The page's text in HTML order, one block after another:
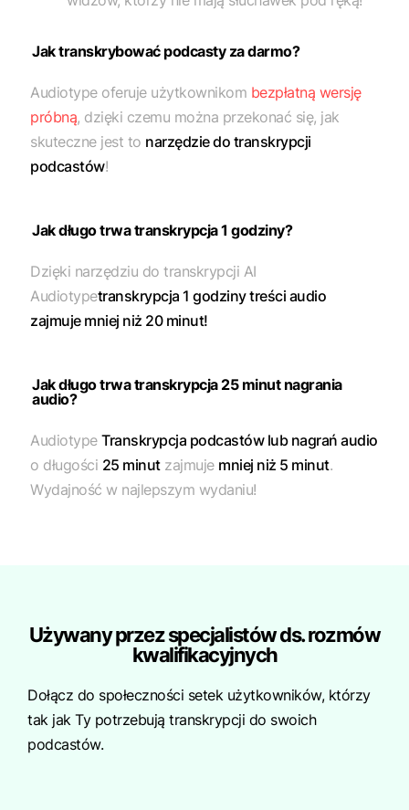
Jak transkrybować podcasty za darmo?
Audiotype oferuje użytkownikom bezpłatną wersję
próbną, dzięki czemu można przekonać się, jak
skuteczne jest to narzędzie do transkrypcji
podcastów!
Jak długo trwa transkrypcja 1 godziny?
Dzięki narzędziu do transkrypcji AI
Audiotypetranskrypcja 1 godziny treści audio
zajmuje mniej niż 20 minut!
Jak długo trwa transkrypcja 25 minut nagrania
audio?
AudiotypeTranskrypcja podcastów lub nagrań audio
o długości 25 minutzajmuje mniej niż 5 minut.
Wydajność w najlepszym wydaniu!
Używany przez specjalistów ds. rozmów
kwalifikacyjnych
Dołącz do społeczności setek użytkowników, którzy
tak jak Ty potrzebują transkrypcji do swoich
podcastów.